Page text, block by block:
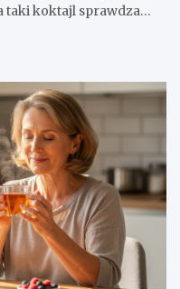
taki koktajl sprawdza…